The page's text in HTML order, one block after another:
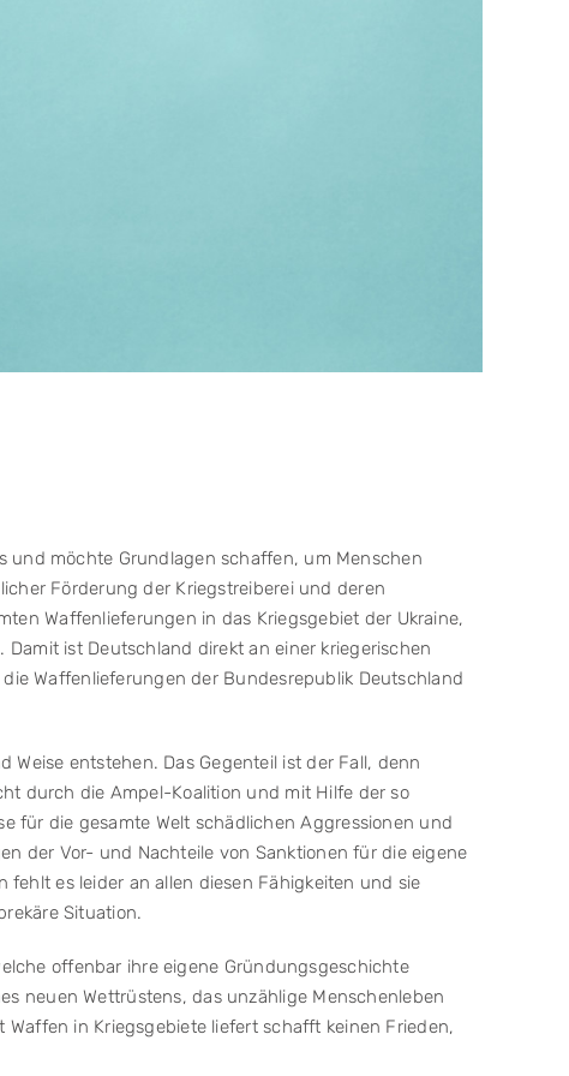
und möchte Grundlagen schaffen, um Menschen
Förderung der Kriegstreiberei und deren
Waffenlieferungen in das Kriegsgebiet der Ukraine,
ist Deutschland direkt an einer kriegerischen
Waffenlieferungen der Bundesrepublik Deutschland
entstehen. Das Gegenteil ist der Fall, denn
durch die Ampel-Koalition und mit Hilfe der so
für die gesamte Welt schädlichen Aggressionen und
der Vor- und Nachteile von Sanktionen für die eigene
es leider an allen diesen Fähigkeiten und sie
Situation.
offenbar ihre eigene Gründungsgeschichte
neuen Wettrüstens, das unzählige Menschenleben
in Kriegsgebiete liefert schafft keinen Frieden,